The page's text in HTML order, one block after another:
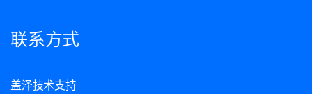
联系方式
盖泽技术支持